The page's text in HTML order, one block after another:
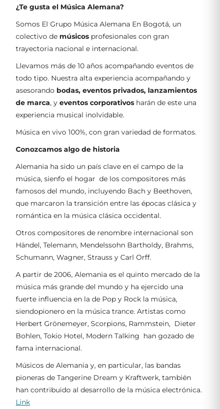
¿Te gusta el Música Alemana?
Somos El Grupo Música Alemana En Bogotá, un
colectivo de músicos profesionales con gran
trayectoria nacional e internacional.
Llevamos más de 10 años acompañando eventos de
todo tipo. Nuestra alta experiencia acompañando y
asesorando bodas, eventos privados, lanzamientos
de marca, y eventos corporativos harán de este una
experiencia musical inolvidable.
Música en vivo 100%, con gran variedad de formatos.
Conozcamos algo de historia
Alemania ha sido un país clave en el campo de la
música, sienfo el hogar de los compositores más
famosos del mundo, incluyendo Bach y Beethoven,
que marcaron la transición entre las épocas clásica y
romántica en la música clásica occidental.
Otros compositores de renombre internacional son
Händel, Telemann, Mendelssohn Bartholdy, Brahms,
Schumann, Wagner, Strauss y Carl Orff.
A partir de 2006, Alemania es el quinto mercado de la
música más grande del mundo y ha ejercido una
fuerte influencia en la de Pop y Rock la música,
siendopionero en la música trance. Artistas como
Herbert Grönemeyer, Scorpions, Rammstein, Dieter
Bohlen, Tokio Hotel, Modern Talking han gozado de
fama internacional.
Músicos de Alemania y, en particular, las bandas
pioneras de Tangerine Dream y Kraftwerk, también
han contribuido al desarrollo de la música electrónica.
Link